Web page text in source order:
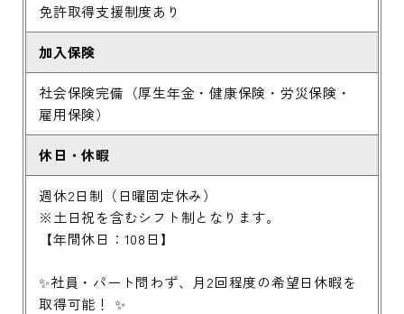
免許取得支援制度あり
加入保険
社会保険完備（厚生年金・健康保険・労災保険・
雇用保険）
休日・休暇
週休2日制（日曜固定休み）
※土日祝を含むシフト制となります。
【年間休日：108日】
✨社員・パート問わず、月2回程度の希望日休暇を
取得可能！ ✨